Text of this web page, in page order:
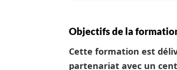
Objectifs de la
Cette formation est
partenariat avec un